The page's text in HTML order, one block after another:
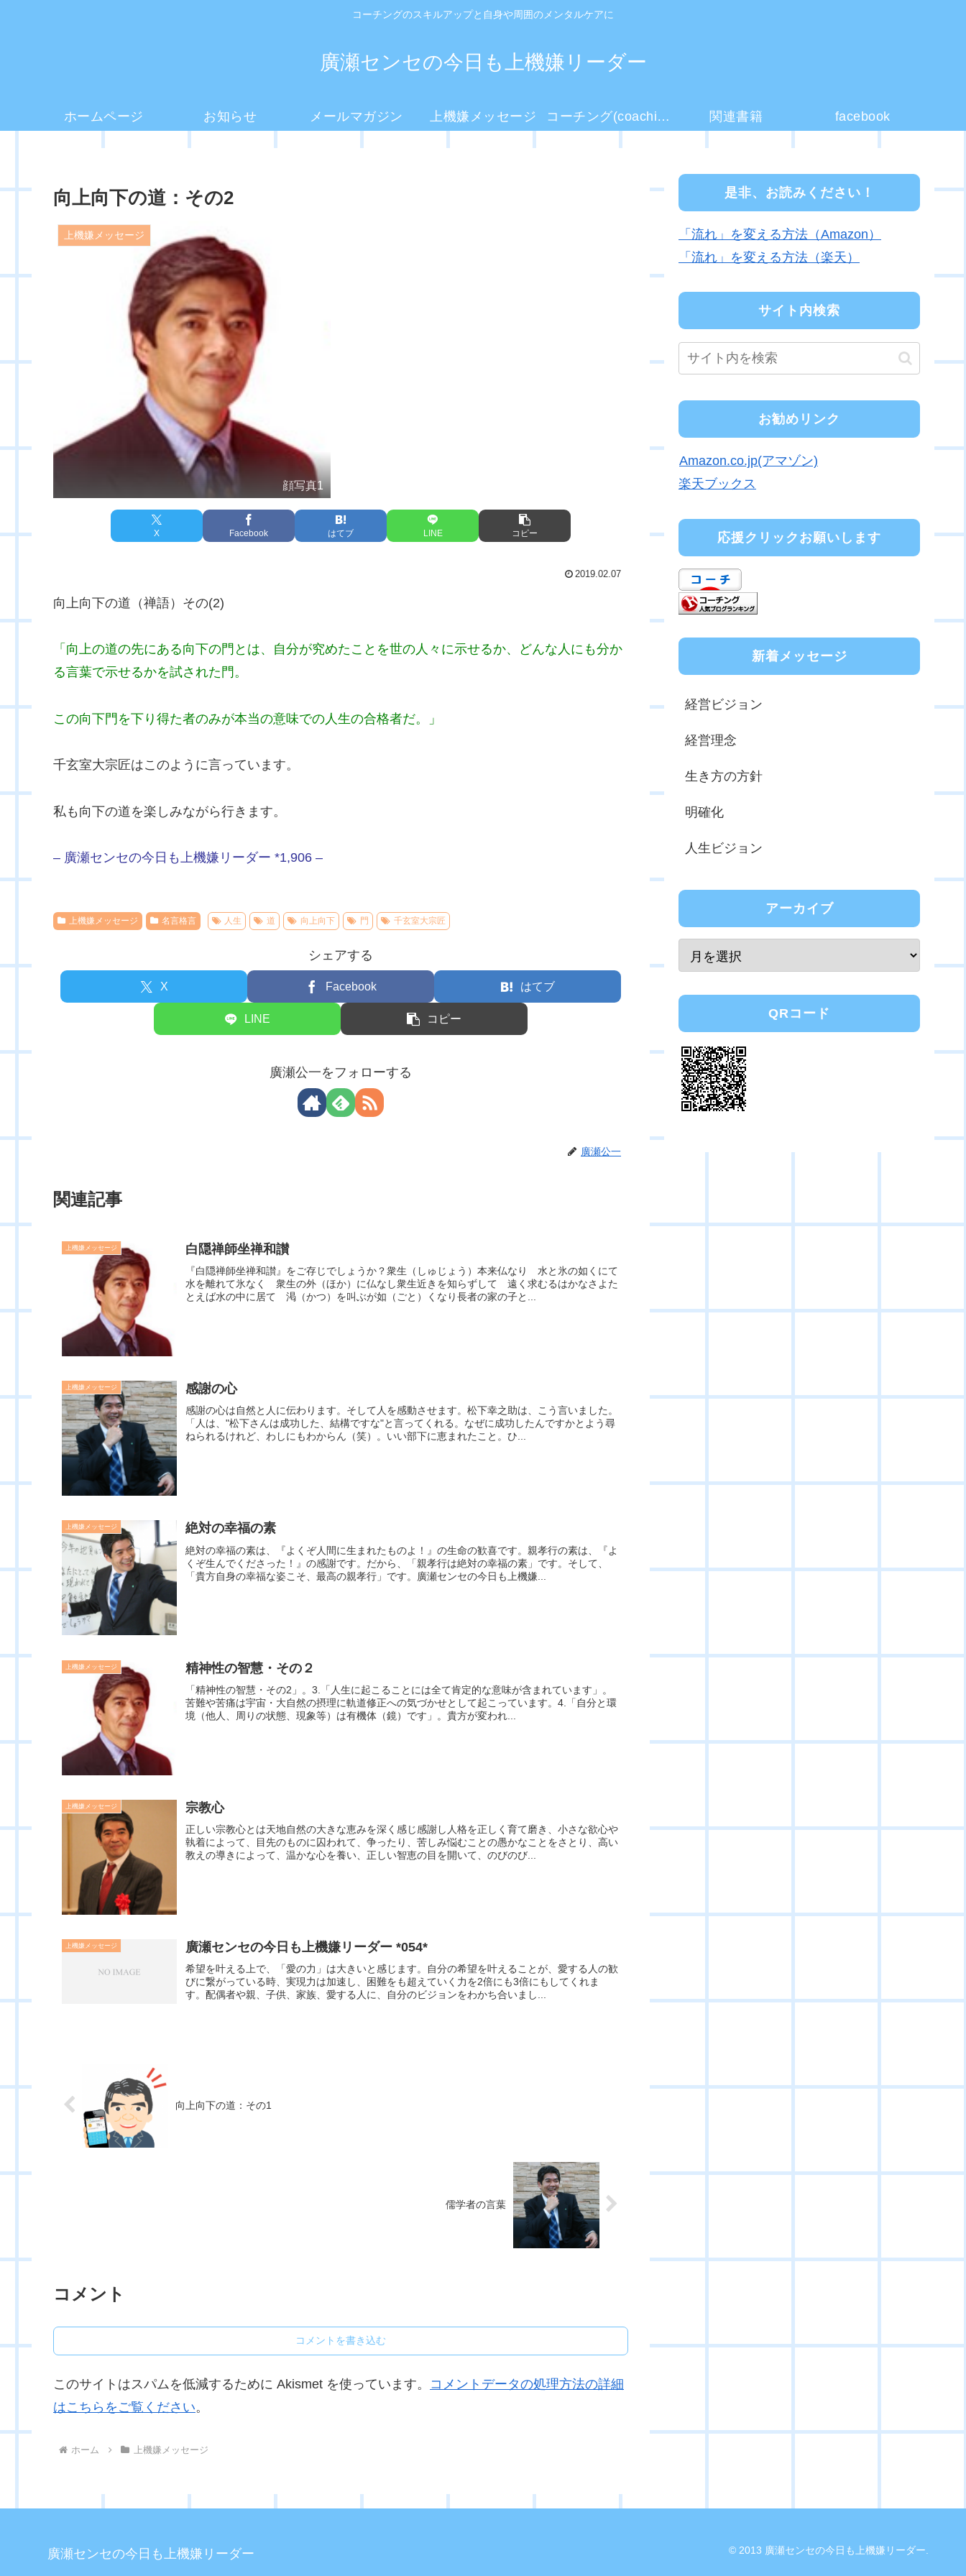
コーチングのスキルアップと自身や周囲のメンタルケアに
廣瀬センセの今日も上機嫌リーダー
ホームページ お知らせ メールマガジン 上機嫌メッセージ コーチング(coaching)とは？ 関連書籍 facebook
向上向下の道：その2
上機嫌メッセージ
顔写真1
X Facebook はてブ LINE コピー
2019.02.07
向上向下の道（禅語）その(2)
「向上の道の先にある向下の門とは、自分が究めたことを世の人々に示せるか、どんな人にも分か
る言葉で示せるかを試された門。
この向下門を下り得た者のみが本当の意味での人生の合格者だ。」
千玄室大宗匠はこのように言っています。
私も向下の道を楽しみながら行きます。
– 廣瀬センセの今日も上機嫌リーダー *1,906 –
上機嫌メッセージ 名言格言 人生 道 向上向下 門 千玄室大宗匠
シェアする
X Facebook はてブ
LINE コピー
廣瀬公一をフォローする
廣瀬公一
関連記事
上機嫌メッセージ 白隠禅師坐禅和讃
『白隠禅師坐禅和讃』をご存じでしょうか？衆生（しゅじょう）本来仏なり 水と氷の如くにて
水を離れて氷なく 衆生の外（ほか）に仏なし衆生近きを知らずして 遠く求むるはかなさよた
とえば水の中に居て 渇（かつ）を叫ぶが如（ごと）くなり長者の家の子と...
上機嫌メッセージ 感謝の心
感謝の心は自然と人に伝わります。そして人を感動させます。松下幸之助は、こう言いました。
「人は、"松下さんは成功した、結構ですな"と言ってくれる。なぜに成功したんですかとよう尋
ねられるけれど、わしにもわからん（笑）。いい部下に恵まれたこと。ひ...
上機嫌メッセージ 絶対の幸福の素
絶対の幸福の素は、『よくぞ人間に生まれたものよ！』の生命の歓喜です。親孝行の素は、『よ
くぞ生んでくださった！』の感謝です。だから、「親孝行は絶対の幸福の素」です。そして、
「貴方自身の幸福な姿こそ、最高の親孝行」です。廣瀬センセの今日も上機嫌...
上機嫌メッセージ 精神性の智慧・その２
「精神性の智慧・その2」。3.「人生に起こることには全て肯定的な意味が含まれています」。
苦難や苦痛は宇宙・大自然の摂理に軌道修正への気づかせとして起こっています。4.「自分と環
境（他人、周りの状態、現象等）は有機体（鏡）です」。貴方が変われ...
上機嫌メッセージ 宗教心
正しい宗教心とは天地自然の大きな恵みを深く感じ感謝し人格を正しく育て磨き、小さな欲心や
執着によって、目先のものに囚われて、争ったり、苦しみ悩むことの愚かなことをさとり、高い
教えの導きによって、温かな心を養い、正しい智恵の目を開いて、のびのび...
上機嫌メッセージ 廣瀬センセの今日も上機嫌リーダー *054*
希望を叶える上で、「愛の力」は大きいと感じます。自分の希望を叶えることが、愛する人の歓
びに繋がっている時、実現力は加速し、困難をも超えていく力を2倍にも3倍にもしてくれま
す。配偶者や親、子供、家族、愛する人に、自分のビジョンをわかち合いまし...
向上向下の道：その1
儒学者の言葉
コメント
コメントを書き込む
このサイトはスパムを低減するために Akismet を使っています。 コメントデータの処理方法の詳細
はこちらをご覧ください。
ホーム 上機嫌メッセージ
是非、お読みください！
「流れ」を変える方法（Amazon）
「流れ」を変える方法（楽天）
サイト内検索
お勧めリンク
Amazon.co.jp(アマゾン)
楽天ブックス
応援クリックお願いします
新着メッセージ
経営ビジョン
経営理念
生き方の方針
明確化
人生ビジョン
アーカイブ
QRコード
廣瀬センセの今日も上機嫌リーダー © 2013 廣瀬センセの今日も上機嫌リーダー.